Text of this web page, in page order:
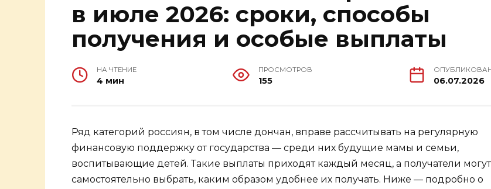
в июле 2026: сроки, способы
получения и особые выплаты
НА ЧТЕНИЕ
4 мин
ПРОСМОТРОВ
155 06.07.2026
Ряд категорий россиян, в том числе дончан, вправе рассчитывать на регулярную
финансовую поддержку от государства — среди них будущие мамы и семьи,
воспитывающие детей. Такие выплаты приходят каждый месяц, а получатели могут
самостоятельно выбрать, каким образом удобнее их получать. Ниже — подробно о